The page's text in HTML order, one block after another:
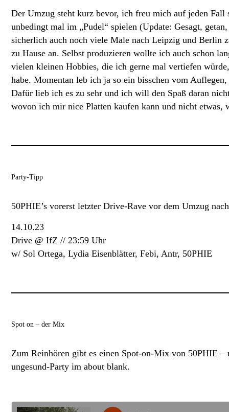
Der Umzug steht kurz bevor, ich freu mich auf jeden
unbedingt mal im „Pudel“ spielen (Update: Gesagt,
sicherlich auch noch viele Male nach Leipzig und Berlin
zu Hause an. Selbst produzieren wollte ich auch schon
vielen kleinen Hobbies, die ich gerne mal vertiefen
habe. Momentan leb ich ja so ein bisschen vom
Dafür lieb ich es zu sehr und ich will den Spaß daran
wovon ich mir nice Platten kaufen kann und nicht etwas,
Party-Tipp
50PHIE’s vorerst letzter Drive-Rave vor dem Umzug
14.10.23
Drive @ IfZ // 23:59 Uhr
w/ Sol Ortega, Lydia Eisenblätter, Febi, Antr, 50PHIE
Spot on – der Mix
Zum Reinhören gibt es einen Spot-on-Mix von 50PHIE
ungesund-Party im about blank.